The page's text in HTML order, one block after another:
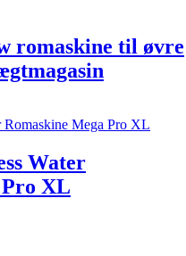
romaskine til øvre
Water
Pro XL